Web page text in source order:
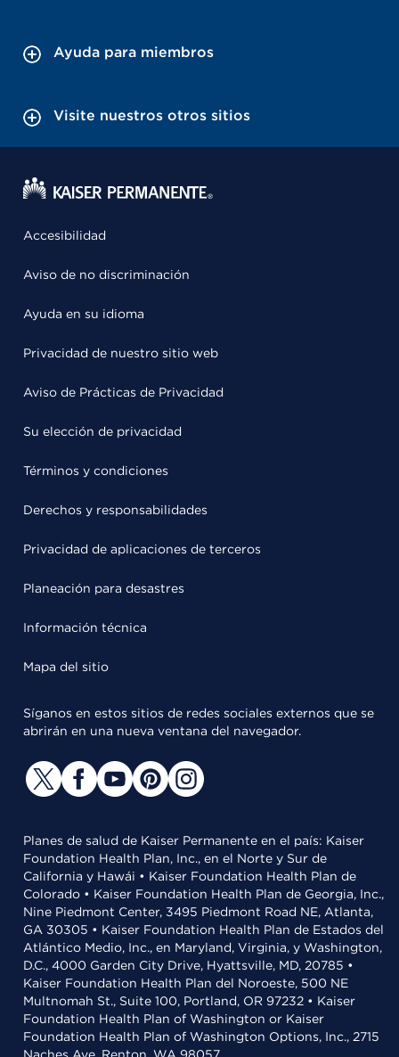
Ayuda para miembros
Visite nuestros otros sitios
Accesibilidad
Aviso de no discriminación
Ayuda en su idioma
Privacidad de nuestro sitio web
Aviso de Prácticas de Privacidad
Su elección de privacidad
Términos y condiciones
Derechos y responsabilidades
Privacidad de aplicaciones de terceros
Planeación para desastres
Información técnica
Mapa del sitio
Síganos en estos sitios de redes sociales externos que se
abrirán en una nueva ventana del navegador.
Planes de salud de Kaiser Permanente en el país: Kaiser
Foundation Health Plan, Inc., en el Norte y Sur de
California y Hawái • Kaiser Foundation Health Plan de
Colorado • Kaiser Foundation Health Plan de Georgia, Inc.,
Nine Piedmont Center, 3495 Piedmont Road NE, Atlanta,
GA 30305 • Kaiser Foundation Health Plan de Estados del
Atlántico Medio, Inc., en Maryland, Virginia, y Washington,
D.C., 4000 Garden City Drive, Hyattsville, MD, 20785 •
Kaiser Foundation Health Plan del Noroeste, 500 NE
Multnomah St., Suite 100, Portland, OR 97232 • Kaiser
Foundation Health Plan of Washington or Kaiser
Foundation Health Plan of Washington Options, Inc., 2715